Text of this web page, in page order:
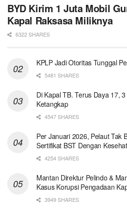
BYD Kirim 1 Juta Mobil
Kapal Raksasa Miliknya
6322 SHARES
KPLP Jadi Otoritas Tunggal
5481 SHARES
Di Kapal TB. Terus Daya 17,
Ketangkap
4547 SHARES
Per Januari 2026, Pelaut Tak
Sertifikat BST Dengan
4254 SHARES
Mantan Direktur Pelindo &
Kasus Korupsi Pengadaan
3949 SHARES